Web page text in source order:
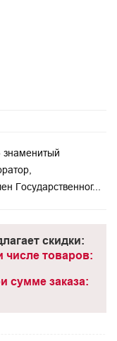
Государственног...
скидки:
числе товаров:
сумме заказа: